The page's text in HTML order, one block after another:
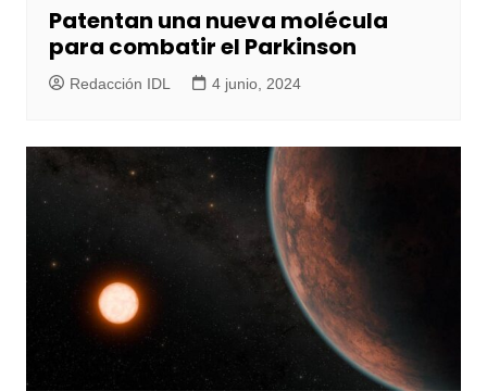
Patentan una nueva molécula
para combatir el Parkinson
Redacción IDL 4 junio, 2024